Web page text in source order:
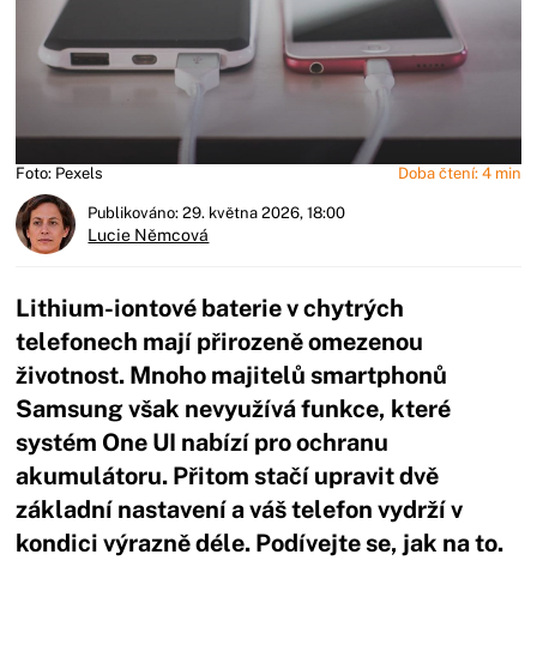
Foto: Pexels Doba čtení: 4 min
Publikováno: 29. května 2026, 18:00
Lucie Němcová
Lithium-iontové baterie v chytrých
telefonech mají přirozeně omezenou
životnost. Mnoho majitelů smartphonů
Samsung však nevyužívá funkce, které
systém One UI nabízí pro ochranu
akumulátoru. Přitom stačí upravit dvě
základní nastavení a váš telefon vydrží v
kondici výrazně déle. Podívejte se, jak na to.